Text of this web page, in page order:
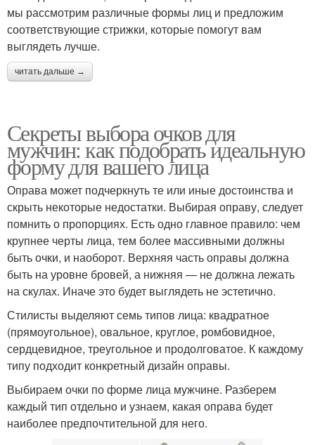
мы рассмотрим различные формы лиц и предложим
соответствующие стрижки, которые помогут вам
выглядеть лучше.
читать дальше →
Секреты выбора очков для
мужчин: как подобрать идеальную
форму для вашего лица
Оправа может подчеркнуть те или иные достоинства и
скрыть некоторые недостатки. Выбирая оправу, следует
помнить о пропорциях. Есть одно главное правило: чем
крупнее черты лица, тем более массивными должны
быть очки, и наоборот. Верхняя часть оправы должна
быть на уровне бровей, а нижняя — не должна лежать
на скулах. Иначе это будет выглядеть не эстетично.
Стилисты выделяют семь типов лица: квадратное
(прямоугольное), овальное, круглое, ромбовидное,
сердцевидное, треугольное и продолговатое. К каждому
типу подходит конкретный дизайн оправы.
Выбираем очки по форме лица мужчине. Разберем
каждый тип отдельно и узнаем, какая оправа будет
наиболее предпочтительной для него.